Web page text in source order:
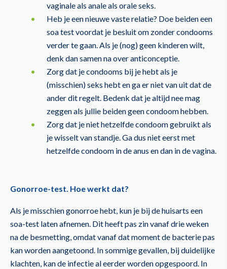
vaginale als anale als orale seks.
Heb je een nieuwe vaste relatie? Doe beiden een
soa test voordat je besluit om zonder condooms
verder te gaan. Als je (nog) geen kinderen wilt,
denk dan samen na over anticonceptie.
Zorg dat je condooms bij je hebt als je
(misschien) seks hebt en ga er niet van uit dat de
ander dit regelt. Bedenk dat je altijd nee mag
zeggen als jullie beiden geen condoom hebben.
Zorg dat je niet hetzelfde condoom gebruikt als
je wisselt van standje. Ga dus niet eerst met
hetzelfde condoom in de anus en dan in de vagina.
Gonorroe-test. Hoe werkt dat?
Als je misschien gonorroe hebt, kun je bij de huisarts een
soa-test laten afnemen. Dit heeft pas zin vanaf drie weken
na de besmetting, omdat vanaf dat moment de bacterie pas
kan worden aangetoond. In sommige gevallen, bij duidelijke
klachten, kan de infectie al eerder worden opgespoord. In